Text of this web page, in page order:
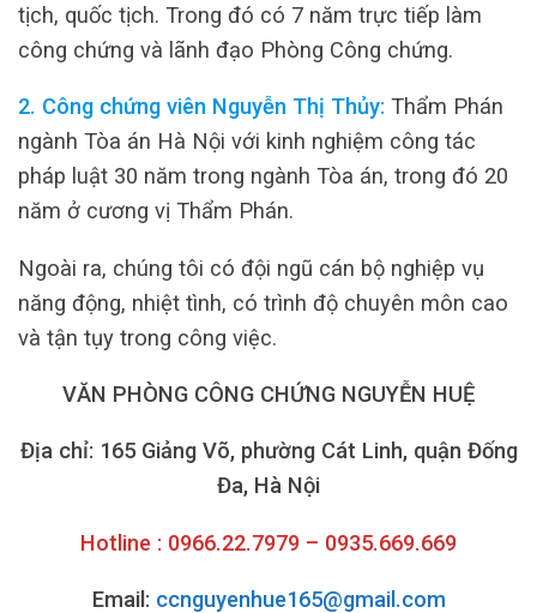
tịch, quốc tịch. Trong đó có 7 năm trực tiếp làm
công chứng và lãnh đạo Phòng Công chứng.
2. Công chứng viên Nguyễn Thị Thủy: Thẩm Phán
ngành Tòa án Hà Nội với kinh nghiệm công tác
pháp luật 30 năm trong ngành Tòa án, trong đó 20
năm ở cương vị Thẩm Phán.
Ngoài ra, chúng tôi có đội ngũ cán bộ nghiệp vụ
năng động, nhiệt tình, có trình độ chuyên môn cao
và tận tụy trong công việc.
VĂN PHÒNG CÔNG CHỨNG NGUYỄN HUỆ
Địa chỉ: 165 Giảng Võ, phường Cát Linh, quận Đống
Đa, Hà Nội
Hotline : 0966.22.7979 – 0935.669.669
Email: ccnguyenhue165@gmail.com